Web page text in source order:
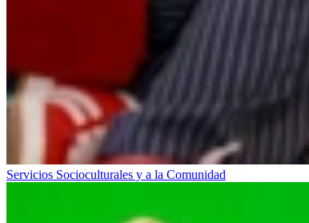
Servicios Socioculturales y a la Comunidad